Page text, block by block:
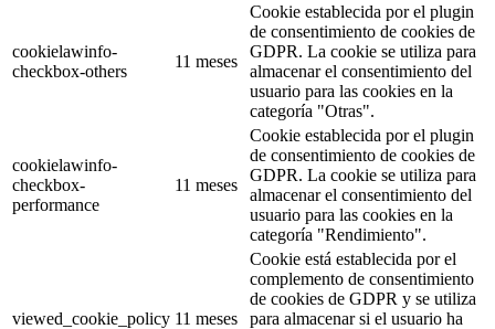
cookielawinfo-
checkbox-others
11 meses
Cookie establecida por el plugin
de consentimiento de cookies de
GDPR. La cookie se utiliza para
almacenar el consentimiento del
usuario para las cookies en la
categoría "Otras".
cookielawinfo-
checkbox-
performance
11 meses
Cookie establecida por el plugin
de consentimiento de cookies de
GDPR. La cookie se utiliza para
almacenar el consentimiento del
usuario para las cookies en la
categoría "Rendimiento".
viewed_cookie_policy 11 meses
Cookie está establecida por el
complemento de consentimiento
de cookies de GDPR y se utiliza
para almacenar si el usuario ha